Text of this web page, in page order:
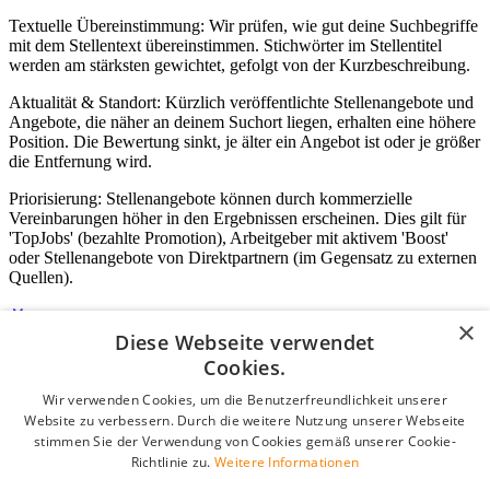
Textuelle Übereinstimmung: Wir prüfen, wie gut deine Suchbegriffe
mit dem Stellentext übereinstimmen. Stichwörter im Stellentitel
werden am stärksten gewichtet, gefolgt von der Kurzbeschreibung.
Aktualität & Standort: Kürzlich veröffentlichte Stellenangebote und
Angebote, die näher an deinem Suchort liegen, erhalten eine höhere
Position. Die Bewertung sinkt, je älter ein Angebot ist oder je größer
die Entfernung wird.
Priorisierung: Stellenangebote können durch kommerzielle
Vereinbarungen höher in den Ergebnissen erscheinen. Dies gilt für
'TopJobs' (bezahlte Promotion), Arbeitgeber mit aktivem 'Boost'
oder Stellenangebote von Direktpartnern (im Gegensatz zu externen
Quellen).
Login für Unternehmen
E-Mail*
Passwort
×
Diese Webseite verwendet
Cookies.
Wir verwenden Cookies, um die Benutzerfreundlichkeit unserer
Website zu verbessern. Durch die weitere Nutzung unserer Webseite
stimmen Sie der Verwendung von Cookies gemäß unserer Cookie-
Richtlinie zu. Weitere Informationen